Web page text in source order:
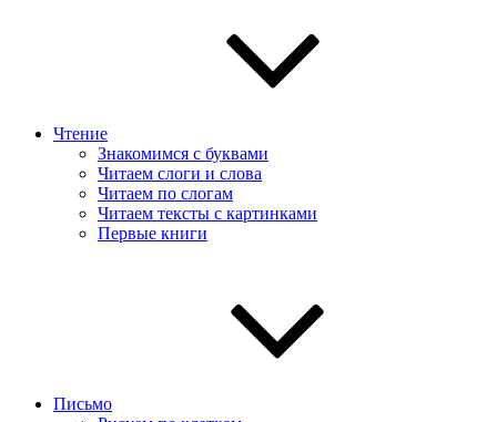
Чтение
Знакомимся с буквами
Читаем слоги и слова
Читаем по слогам
Читаем тексты с картинками
Первые книги
Письмо